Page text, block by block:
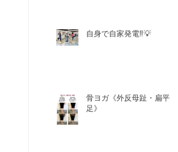
自身で自家発電‼️💡
骨ヨガ《外反母趾・扁平
足》